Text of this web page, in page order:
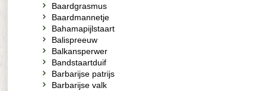
Baardgrasmus
Baardmannetje
Bahamapijlstaart
Balispreeuw
Balkansperwer
Bandstaartduif
Barbarijse patrijs
Barbarijse valk